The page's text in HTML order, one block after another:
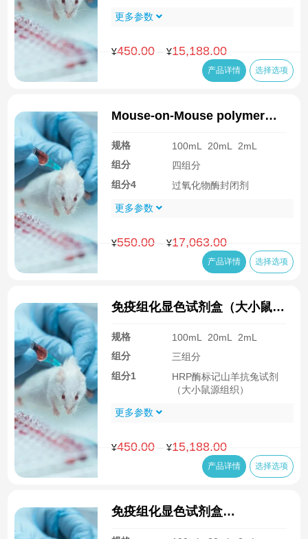
更多参数
¥450.00 ¥15,188.00价
格
范
至
产品详情 选择选项
Mouse-on-Mouse polymer免
规格 100mL 20mL
2mL
组分
四组分
组分4
过氧化物酶封闭剂
更多参数
¥550.00 ¥17,063.00价
格
范
¥550.00
至
产品详情 选择选项
免疫组化显色试剂盒（大小鼠组
规格 100mL 20mL
2mL
组分
三组分
组分1
HRP酶标记山羊抗兔试剂
（大小鼠源组织）
更多参数
¥450.00 ¥15,188.00价
格
范
至
产品详情 选择选项
免疫组化显色试剂盒